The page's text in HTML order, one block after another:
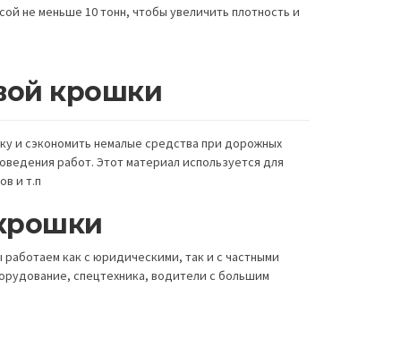
не меньше 10 тонн, чтобы увеличить плотность и
крошки
и сэкономить немалые средства при дорожных
работ. Этот материал используется для
и т.п
как с юридическими, так и с частными
спецтехника, водители с большим